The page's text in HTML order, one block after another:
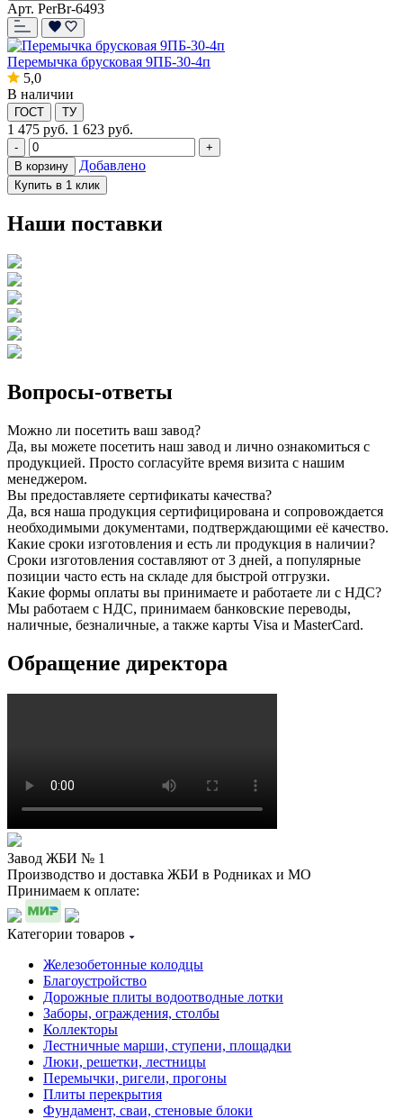
Арт. PerBr-6493
Перемычка брусковая 9ПБ-30-4п
5,0
В наличии
ГОСТ ТУ
1 475 руб. 1 623 руб.
-
+
В корзину
Добавлено
Купить в 1 клик
Наши поставки
Вопросы-ответы
Можно ли посетить ваш завод?
Да, вы можете посетить наш завод и лично ознакомиться с
продукцией. Просто согласуйте время визита с нашим
менеджером.
Вы предоставляете сертификаты качества?
Да, вся наша продукция сертифицирована и сопровождается
необходимыми документами, подтверждающими её качество.
Какие сроки изготовления и есть ли продукция в наличии?
Сроки изготовления составляют от 3 дней, а популярные
позиции часто есть на складе для быстрой отгрузки.
Какие формы оплаты вы принимаете и работаете ли с НДС?
Мы работаем с НДС, принимаем банковские переводы,
наличные, безналичные, а также карты Visa и MasterCard.
Обращение директора
Завод ЖБИ № 1
Производство и доставка ЖБИ в Родниках и МО
Принимаем к оплате:
Категории товаров
Железобетонные колодцы
Благоустройство
Дорожные плиты водоотводные лотки
Заборы, ограждения, столбы
Коллекторы
Лестничные марши, ступени, площадки
Люки, решетки, лестницы
Перемычки, ригели, прогоны
Плиты перекрытия
Фундамент, сваи, стеновые блоки